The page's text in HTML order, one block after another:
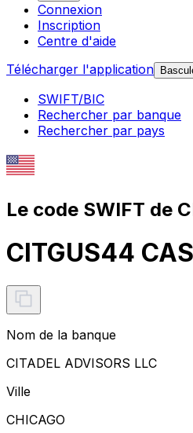
Connexion
Inscription
Centre d'aide
Télécharger l'application
SWIFT/BIC
Rechercher par banque
Rechercher par pays
Le code SWIFT de
CITGUS44 CAS
Nom de la banque
CITADEL ADVISORS LLC
Ville
CHICAGO